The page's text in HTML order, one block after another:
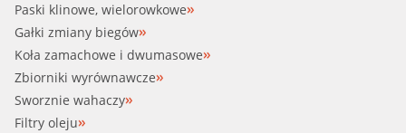
Paski klinowe, wielorowkowe
Gałki zmiany biegów
Koła zamachowe i dwumasowe
Zbiorniki wyrównawcze
Sworznie wahaczy
Filtry oleju